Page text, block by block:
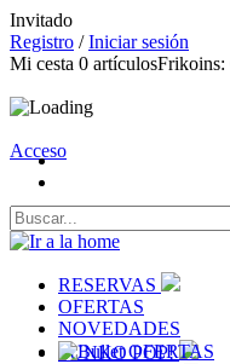
Invitado
Registro /Iniciar sesión
Mi cesta 0 artículosFrikoins:
Acceso
RESERVAS
OFERTAS
NOVEDADES
FUNKO POP!
OFERTAS